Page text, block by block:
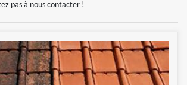
pas à nous contacter !